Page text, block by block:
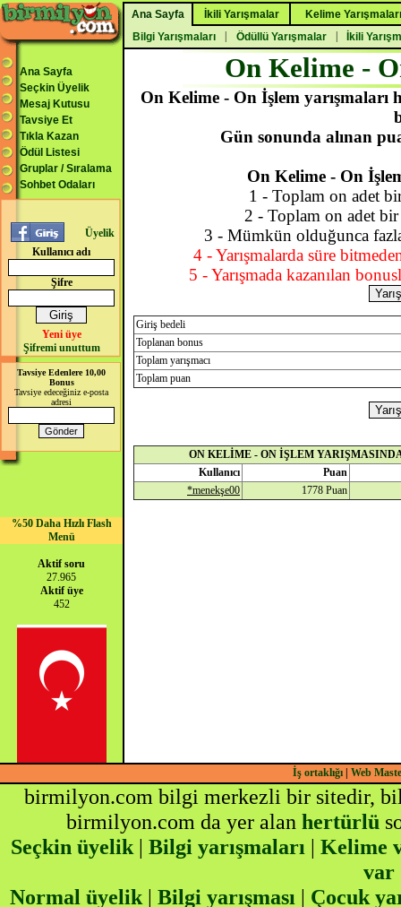
Ana Sayfa İkili Yarışmalar
Kelime Yarışmaları
Bilgi Yarışmaları
Ödüllü Yarışmalar İkili
Ana Sayfa
Seçkin Üyelik
Mesaj Kutusu
Tavsiye Et
Tıkla Kazan
Ödül Listesi
Gruplar / Sıralama
Sohbet Odaları
Üyelik
Kullanıcı adı
Şifre
Yeni üye
Şifremi unuttum
Tavsiye Edenlere 10,00
Bonus
Tavsiye edeceğiniz e-posta
adresi
%50 Daha Hızlı Flash
Menü
Aktif soru
27.965
Aktif üye
452
On Kelime -
On Kelime - On İşlem yarışmaları
Gün sonunda alınan
On Kelime - On
1 - Toplam on adet bir
2 - Toplam on adet bir
3 - Mümkün olduğunca
4 - Yarışmalarda süre
5 - Yarışmada kazanılan
Giriş bedeli
Toplanan bonus
Toplam yarışmacı
Toplam puan
ON KELİME - ON İŞLEM
Kullanıcı
Puan
*menekşe00
1778 Puan
İş ortaklığı| Web
birmilyon.com bilgi merkezli bir sitedir,
birmilyon.com da yer alan hertürlü
Seçkin üyelik| Bilgi yarışmaları | Kelime
var
Normal üyelik | Bilgi yarışması | Çocuk